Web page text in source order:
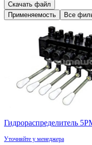
Скачать файл
Применяемость
Все
Гидрораспределитель
Уточняйте у менеджера